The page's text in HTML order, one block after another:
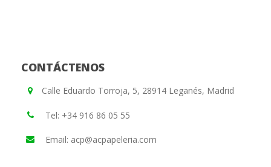
CONTÁCTENOS
Calle Eduardo Torroja, 5, 28914 Leganés, Madrid
Tel: +34 916 86 05 55
Email: acp@acpapeleria.com